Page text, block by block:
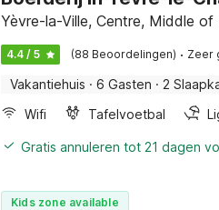
Yèvre-la-Ville, Centre, Middle of
4.4 / 5 (88 Beoordelingen) · Zeer
Vakantiehuis · 6 Gasten · 2
Wifi
Tafelvoetbal
Gratis annuleren tot 21 dagen
Kids zone available